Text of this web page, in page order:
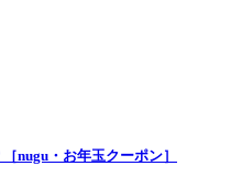
nugu・お年玉クーポン］